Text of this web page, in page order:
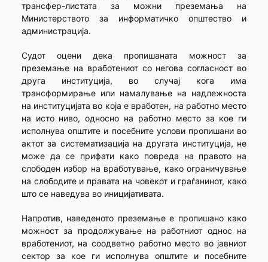
трансфер-листата за можни преземања на
Министерството за информатичко општество и
администрација.
Судот оцени дека пропишаната можност за
преземање на вработениот со негова согласност во
друга институција, во случај кога има
трансформирање или намалување на надлежноста
на институцијата во која е вработен, на работно место
на исто ниво, односно на работно место за кое ги
исполнува општите и посебните услови пропишани во
актот за систематизација на другата институција, не
може да се прифати како повреда на правото на
слободен избор на вработување, како ограничување
на слободите и правата на човекот и граѓанинот, како
што се наведува во иницијативата.
Напротив, наведеното преземање е пропишано како
можност за продолжување на работниот однос на
вработениот, на соодветно работно место во јавниот
сектор за кое ги исполнува општите и посебните